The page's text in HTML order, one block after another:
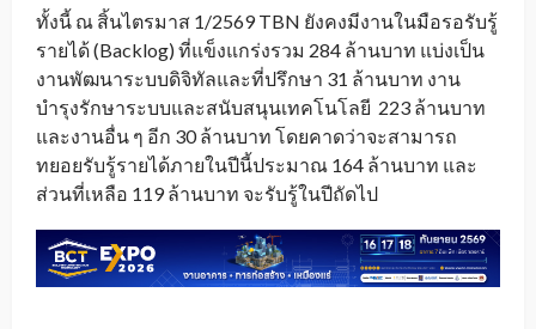
ทั้งนี้ ณ สิ้นไตรมาส 1/2569 TBN ยังคงมีงานในมือรอรับรู้
รายได้ (Backlog) ที่แข็งแกร่งรวม 284 ล้านบาท แบ่งเป็น
งานพัฒนาระบบดิจิทัลและที่ปรึกษา 31 ล้านบาท งาน
บำรุงรักษาระบบและสนับสนุนเทคโนโลยี 223 ล้านบาท
และงานอื่น ๆ อีก 30 ล้านบาท โดยคาดว่าจะสามารถ
ทยอยรับรู้รายได้ภายในปีนี้ประมาณ 164 ล้านบาท และ
ส่วนที่เหลือ 119 ล้านบาท จะรับรู้ในปีถัดไป